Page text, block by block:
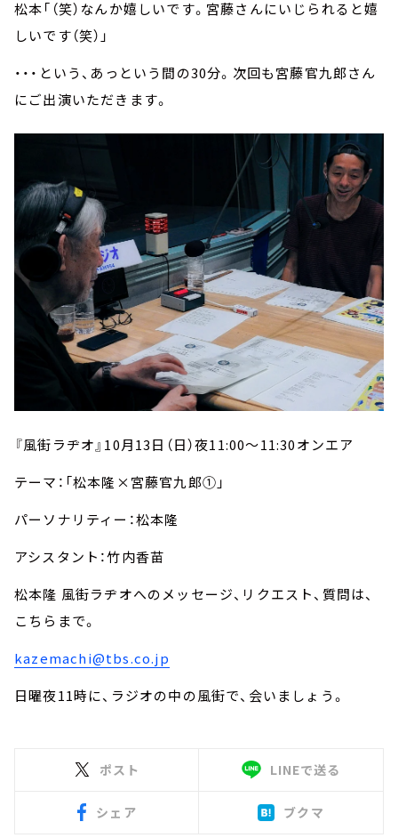
松本「（笑）なんか嬉しいです。宮藤さんにいじられると嬉
しいです（笑）」
・・・という、あっという間の30分。次回も宮藤官九郎さん
にご出演いただきます。
『風街ラヂオ』 10月13日（日）夜11:00～11:30オンエア
テーマ：「松本隆×宮藤官九郎①」
パーソナリティー：松本隆
アシスタント：竹内香苗
松本隆 風街ラヂオへのメッセージ、リクエスト、質問は、
こちらまで。
kazemachi@tbs.co.jp
日曜夜11時に、ラジオの中の風街で、会いましょう。
ポスト LINEで送る
シェア ブクマ